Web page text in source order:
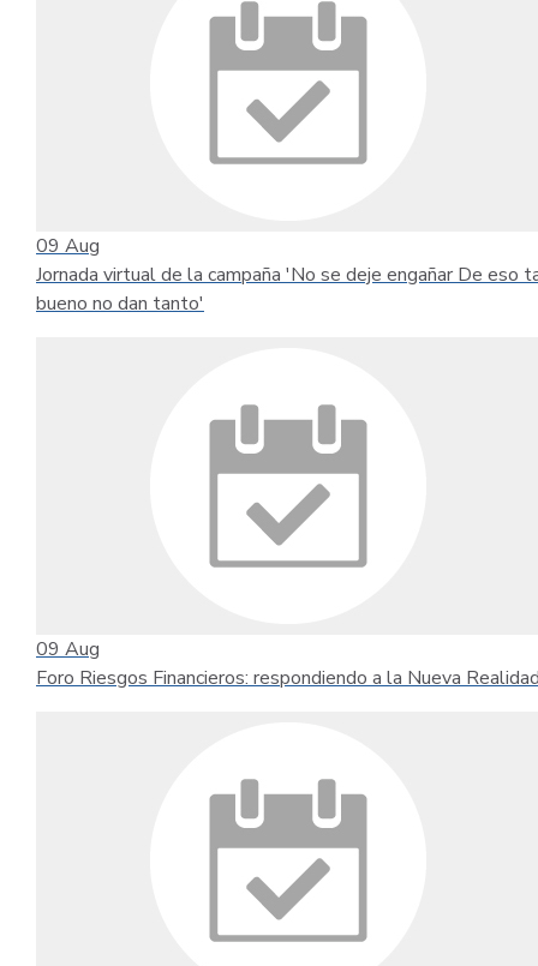
09 Aug
Jornada virtual de la campaña 'No se deje engañar De eso
bueno no dan tanto'
09 Aug
Foro Riesgos Financieros: respondiendo a la Nueva